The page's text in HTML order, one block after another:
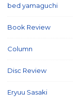
bed yamaguchi
Book Review
Column
Disc Review
Eryuu Sasaki